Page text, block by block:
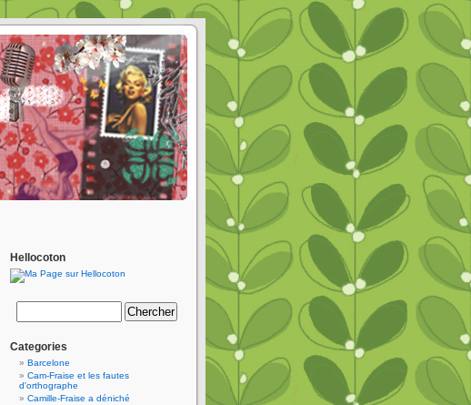
Hellocoton
Categories
Barcelone
Cam-Fraise et les fautes
d'orthographe
Camille-Fraise a déniché